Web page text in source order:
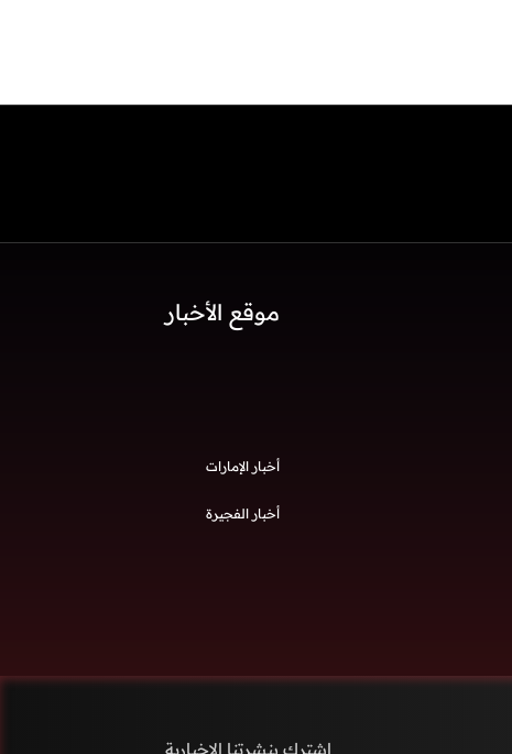
موقع الأخبار
أخبار الإمارات
أخبار الفجيرة
إشترك بنشرتنا الاخبارية